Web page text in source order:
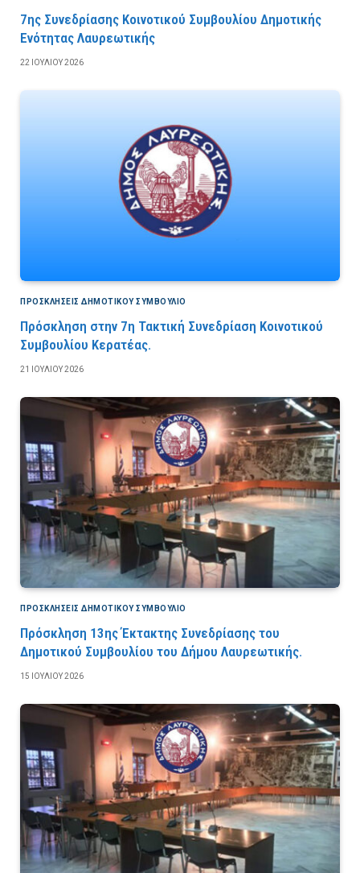
7ης Συνεδρίασης Κοινοτικού Συμβουλίου Δημοτικής
Ενότητας Λαυρεωτικής
22 ΙΟΥΛΊΟΥ 2026
ΠΡΟΣΚΛΉΣΕΙΣ ΔΗΜΟΤΙΚΟΎ ΣΥΜΒΟΎΛΙΟ
Πρόσκληση στην 7η Τακτική Συνεδρίαση Κοινοτικού
Συμβουλίου Κερατέας.
21 ΙΟΥΛΊΟΥ 2026
ΠΡΟΣΚΛΉΣΕΙΣ ΔΗΜΟΤΙΚΟΎ ΣΥΜΒΟΎΛΙΟ
Πρόσκληση 13ης Έκτακτης Συνεδρίασης του
Δημοτικού Συμβουλίου του Δήμου Λαυρεωτικής.
15 ΙΟΥΛΊΟΥ 2026